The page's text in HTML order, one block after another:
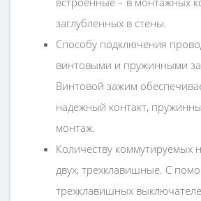
заглубленных в стены.
Способу подключения
винтовыми и пружинными
Винтовой зажим
надежный контакт,
монтаж.
Количеству коммутируемых
двух, трехклавишные. С
трехклавишных